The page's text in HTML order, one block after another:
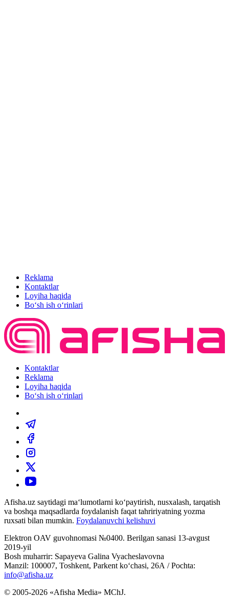
Reklama
Kontaktlar
Loyiha haqida
Bo‘sh ish o‘rinlari
Kontaktlar
Reklama
Loyiha haqida
Bo‘sh ish o‘rinlari
Afisha.uz saytidagi ma‘lumotlarni ko‘paytirish, nusxalash, tarqatish
va boshqa maqsadlarda foydalanish faqat tahririyatning yozma
ruxsati bilan mumkin. Foydalanuvchi kelishuvi
Elektron OAV guvohnomasi №0400. Berilgan sanasi 13-avgust
2019-yil
Bosh muharrir: Sapayeva Galina Vyacheslavovna
Manzil: 100007, Toshkent, Parkent ko‘chasi, 26А / Pochta:
info@afisha.uz
© 2005-2026 «Afisha Media» MChJ.